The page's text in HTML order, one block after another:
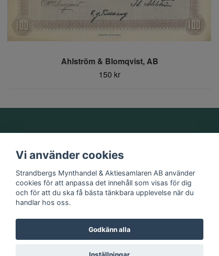
Ahlström & Blomqvist, AB
150 kr
Information
Sociala medier
© 2026 Strandbergs Mynthandel & Aktiesamlaren AB
Vi använder cookies
Strandbergs Mynthandel & Aktiesamlaren AB använder
cookies för att anpassa det innehåll som visas för dig
och för att du ska få bästa tänkbara upplevelse när du
handlar hos oss.
Godkänn alla